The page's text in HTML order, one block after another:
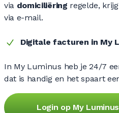
via domiciliëring regelde,
via e-mail.
Digitale facturen in My
In My Luminus heb je 24/7
dat is handig en het spaart
Login op My Luminus